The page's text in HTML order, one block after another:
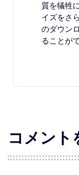
質を犠牲
イズをさ
のダウン
ることが
コメント